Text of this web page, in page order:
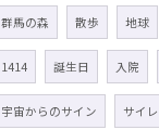
群馬の森 散歩 地球
1414 誕生日 入院
宇宙からのサイン サイ